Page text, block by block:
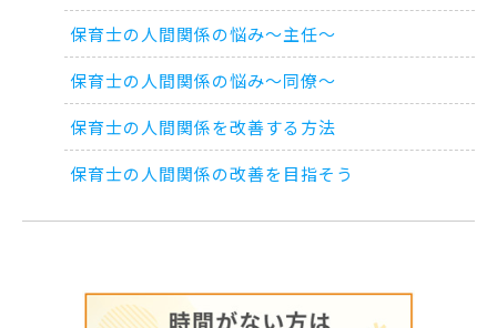
保育士の人間関係の悩み～主任～
保育士の人間関係の悩み～同僚～
保育士の人間関係を改善する方法
保育士の人間関係の改善を目指そう